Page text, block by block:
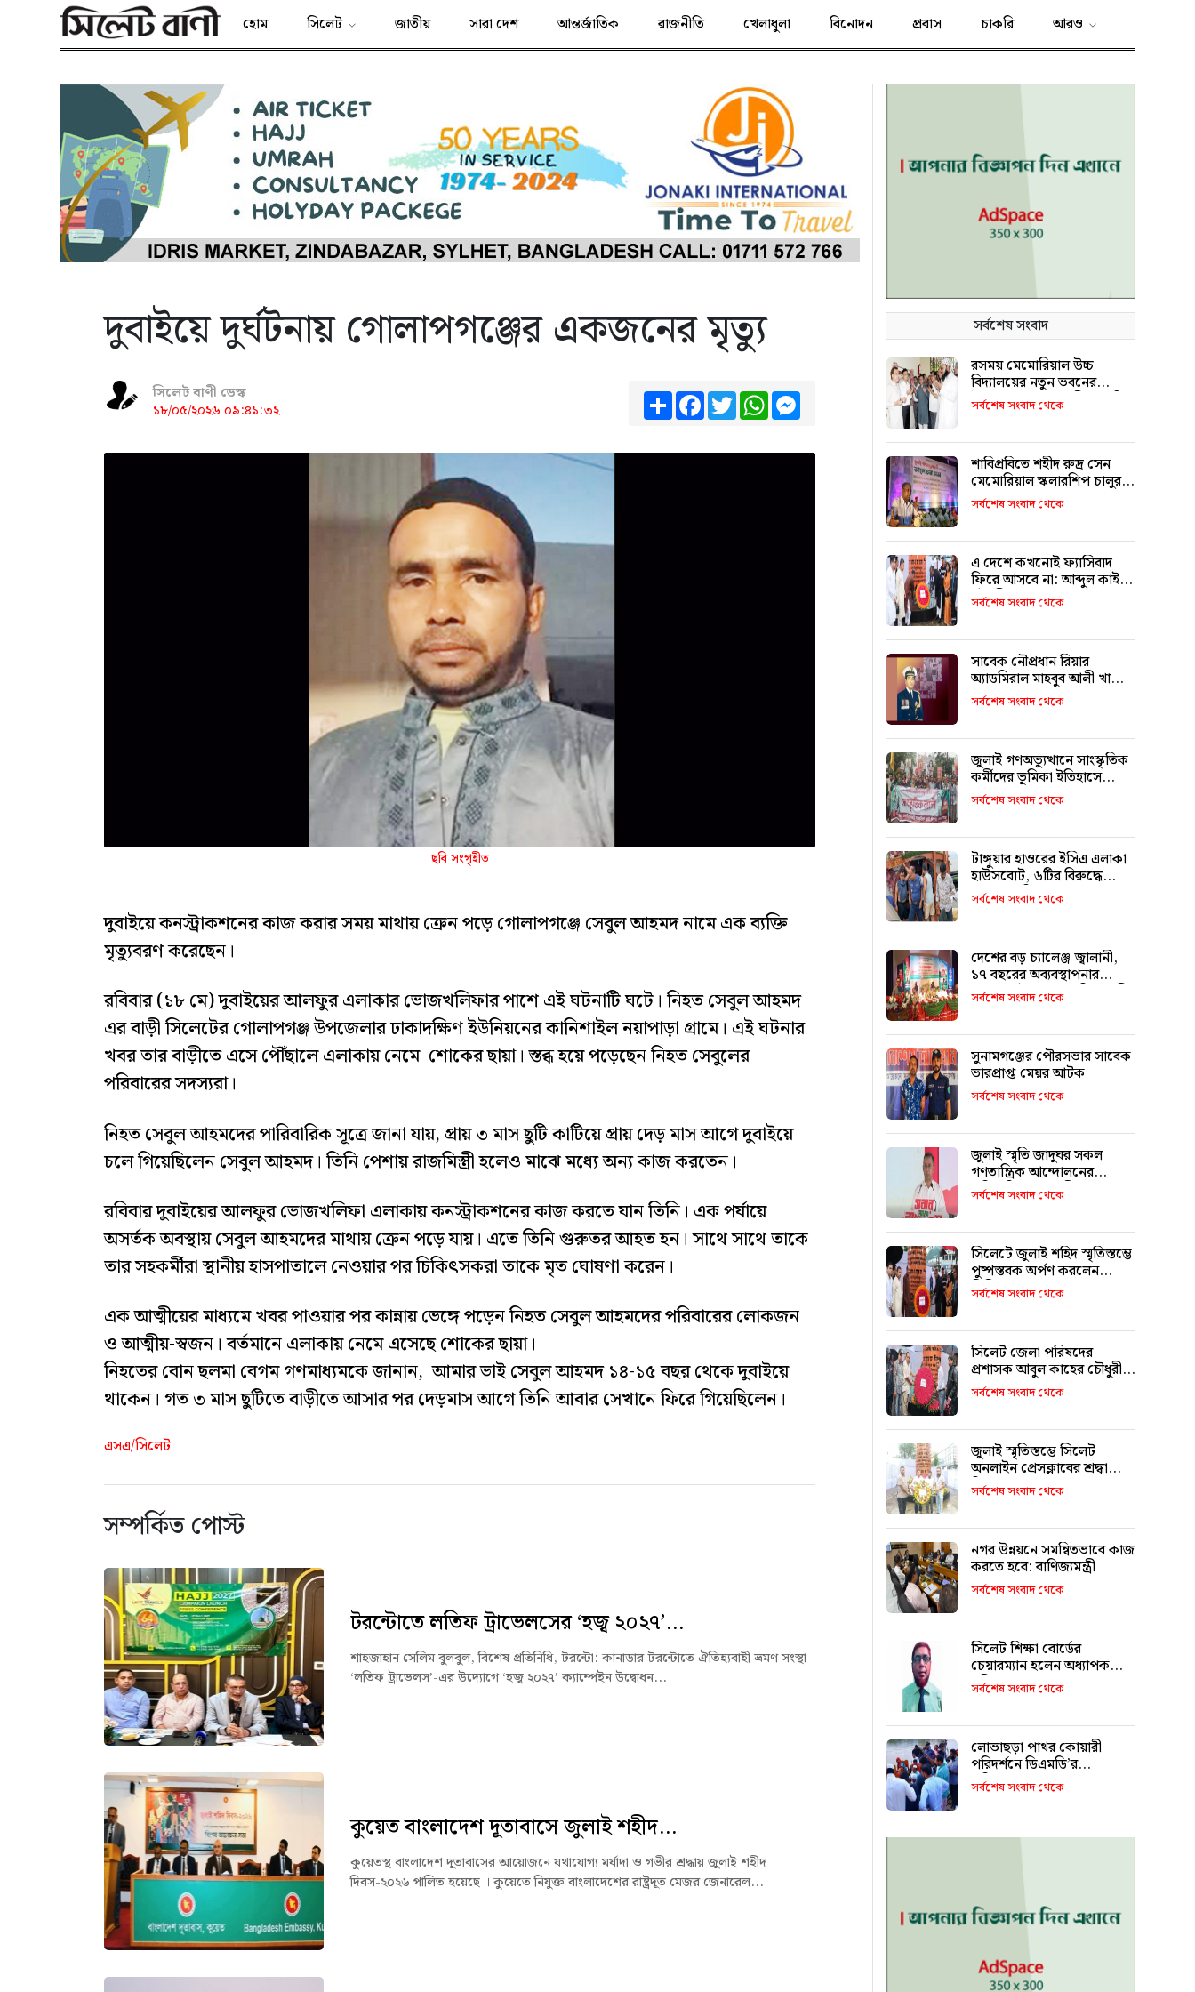
হোম সিলেট জাতীয় সারা দেশ আন্তর্জাতিক রাজনীতি খেলাধুলা বিনোদন প্রবাস চাকরি আরও
দুবাইয়ে দুর্ঘটনায় গোলাপগঞ্জের একজনের মৃত্যু
সিলেট বাণী ডেস্ক
১৮/০৫/২০২৬ ০৯:৪১:৩২
ShareFacebook
TwitterWhatsApp
ছবি সংগৃহীত
দুবাইয়ে কনস্ট্রাকশনের কাজ করার সময় মাথায় ক্রেন পড়ে গোলাপগঞ্জে সেবুল আহমদ নামে এক ব্যক্তি
মৃত্যুবরণ করেছেন।
রবিবার (১৮ মে) দুবাইয়ের আলফুর এলাকার ভোজখলিফার পাশে এই ঘটনাটি ঘটে। নিহত সেবুল আহমদ
এর বাড়ী সিলেটের গোলাপগঞ্জ উপজেলার ঢাকাদক্ষিণ ইউনিয়নের কানিশাইল নয়াপাড়া গ্রামে। এই ঘটনার
খবর তার বাড়ীতে এসে পৌঁছালে এলাকায় নেমে শোকের ছায়া। স্তব্ধ হয়ে পড়েছেন নিহত সেবুলের
পরিবারের সদস্যরা।
নিহত সেবুল আহমদের পারিবারিক সূত্রে জানা যায়, প্রায় ৩ মাস ছুটি কাটিয়ে প্রায় দেড় মাস আগে দুবাইয়ে
চলে গিয়েছিলেন সেবুল আহমদ। তিনি পেশায় রাজমিস্ত্রী হলেও মাঝে মধ্যে অন্য কাজ করতেন।
রবিবার দুবাইয়ের আলফুর ভোজখলিফা এলাকায় কনস্ট্রাকশনের কাজ করতে যান তিনি। এক পর্যায়ে
অসর্তক অবস্থায় সেবুল আহমদের মাথায় ক্রেন পড়ে যায়। এতে তিনি গুরুতর আহত হন। সাথে সাথে তাকে
তার সহকর্মীরা স্থানীয় হাসপাতালে নেওয়ার পর চিকিৎসকরা তাকে মৃত ঘোষণা করেন।
এক আত্মীয়ের মাধ্যমে খবর পাওয়ার পর কান্নায় ভেঙ্গে পড়েন নিহত সেবুল আহমদের পরিবারের লোকজন
ও আত্মীয়-স্বজন। বর্তমানে এলাকায় নেমে এসেছে শোকের ছায়া।
নিহতের বোন ছলমা বেগম গণমাধ্যমকে জানান, আমার ভাই সেবুল আহমদ ১৪-১৫ বছর থেকে দুবাইয়ে
থাকেন। গত ৩ মাস ছুটিতে বাড়ীতে আসার পর দেড়মাস আগে তিনি আবার সেখানে ফিরে গিয়েছিলেন।
এসএ/সিলেট
সম্পর্কিত পোস্ট
টরন্টোতে লতিফ ট্রাভেলসের ‘হজ্ব ২০২৭’...
শাহজাহান সেলিম বুলবুল, বিশেষ প্রতিনিধি, টরন্টো: কানাডার টরন্টোতে ঐতিহ্যবাহী ভ্রমণ সংস্থা
‘লতিফ ট্রাভেলস’-এর উদ্যোগে ‘হজ্ব ২০২৭’ ক্যাম্পেইন উদ্বোধন...
কুয়েত বাংলাদেশ দূতাবাসে জুলাই শহীদ...
কুয়েতস্থ বাংলাদেশ দূতাবাসের আয়োজনে যথাযোগ্য মর্যাদা ও গভীর শ্রদ্ধায় জুলাই শহীদ
দিবস-২০২৬ পালিত হয়েছে । কুয়েতে নিযুক্ত বাংলাদেশের রাষ্ট্রদূত মেজর জেনারেল...
সর্বশেষ সংবাদ
রসময় মেমোরিয়াল উচ্চ
বিদ্যালয়ের নতুন ভবনের
উদ্বোধন করলেন মন্ত্রী মুক্তাদির
সর্বশেষ সংবাদ থেকে
শাবিপ্রবিতে শহীদ রুদ্র সেন
মেমোরিয়াল স্কলারশিপ চালুর
ঘোষণা
সর্বশেষ সংবাদ থেকে
এ দেশে কখনোই ফ্যাসিবাদ
ফিরে আসবে না: আব্দুল কাইয়ুম
চৌধুরী
সর্বশেষ সংবাদ থেকে
সাবেক নৌপ্রধান রিয়ার
অ্যাডমিরাল মাহবুব আলী খানের
৪২তম শাহাদাৎ বার্ষিকী
বৃহস্পতিবার
সর্বশেষ সংবাদ থেকে
জুলাই গণঅভ্যুত্থানে সাংস্কৃতিক
কর্মীদের ভূমিকা ইতিহাসে
স্বর্ণাক্ষরে লেখা থাকবে :
মিফতাহ্ সিদ্দিকী
সর্বশেষ সংবাদ থেকে
টাঙ্গুয়ার হাওরের ইসিএ এলাকা
হাউসবোট, ৬টির বিরুদ্ধে
মামলা–জরিমানা
সর্বশেষ সংবাদ থেকে
দেশের বড় চ্যালেঞ্জ জ্বালানী,
১৭ বছরের অব্যবস্থাপনার
কারণে এই অবস্থা: বাণিজ্যমন্ত্রী
সর্বশেষ সংবাদ থেকে
সুনামগঞ্জের পৌরসভার সাবেক
ভারপ্রাপ্ত মেয়র আটক
সর্বশেষ সংবাদ থেকে
জুলাই স্মৃতি জাদুঘর সকল
গণতান্ত্রিক আন্দোলনের
প্রতিচ্ছবি: প্রধানমন্ত্রী
সর্বশেষ সংবাদ থেকে
সিলেটে জুলাই শহিদ স্মৃতিস্তম্ভে
পুষ্পস্তবক অর্পণ করলেন
সিসিক প্রশাসক
সর্বশেষ সংবাদ থেকে
সিলেট জেলা পরিষদের
প্রশাসক আবুল কাহের চৌধুরী
শামীমের জুলাই স্মৃতি স্তম্ভে
শ্রদ্ধা নিবেদন
সর্বশেষ সংবাদ থেকে
জুলাই স্মৃতিস্তম্ভে সিলেট
অনলাইন প্রেসক্লাবের শ্রদ্ধা
নিবেদন
সর্বশেষ সংবাদ থেকে
নগর উন্নয়নে সমন্বিতভাবে কাজ
করতে হবে: বাণিজ্যমন্ত্রী
সর্বশেষ সংবাদ থেকে
সিলেট শিক্ষা বোর্ডের
চেয়ারম্যান হলেন অধ্যাপক
শহীদুল আলম
সর্বশেষ সংবাদ থেকে
লোভাছড়া পাথর কোয়ারী
পরিদর্শনে ডিএমডি’র
পরিচালক!
সর্বশেষ সংবাদ থেকে